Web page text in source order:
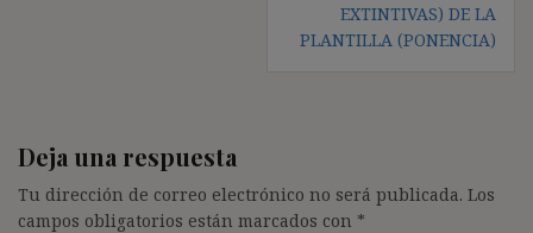
EXTINTIVAS) DE LA
PLANTILLA (PONENCIA)
Deja una respuesta
Tu dirección de correo electrónico no será publicada. Los
campos obligatorios están marcados con *